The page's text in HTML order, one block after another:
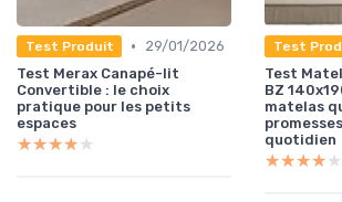
Test Produit •
29/01/2026
Test Merax Canapé-lit
Convertible : le choix
pratique pour les petits
espaces
★★★★★
★★★★★
Test
Test
BZ
matelas
quotidien
★★★★★
★★★★★